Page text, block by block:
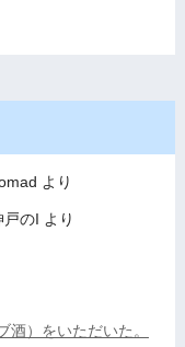
より
戸のI より
）をいただいた。